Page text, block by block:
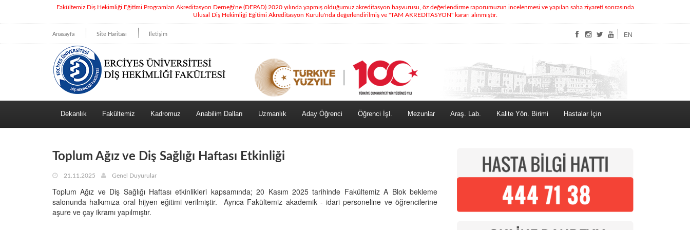
Fakültemiz Diş Hekimliği Eğitimi Programları Akreditasyon Derneği'ne (DEPAD) 2020 yılında yapmış olduğumuz akreditasyon başvurusu, öz değerlendirme raporumuzun incelenmesi ve yapılan saha ziyareti sonrasında
Ulusal Diş Hekimliği Eğitimi Akreditasyon Kurulu'nda değerlendirilmiş ve "TAM AKREDİTASYON" kararı alınmıştır.
Anasayfa Site Haritası İletişim EN
Dekanlık Fakültemiz Kadromuz Anabilim Dalları Uzmanlık Aday Öğrenci Öğrenci İşl. Mezunlar Araş. Lab. Kalite Yön. Birimi Hastalar İçin
Toplum Ağız ve Diş Sağlığı Haftası Etkinliği
21.11.2025 Genel Duyurular
Toplum Ağız ve Diş Sağlığı Haftası etkinlikleri kapsamında; 20 Kasım 2025 tarihinde Fakültemiz A Blok bekleme
salonunda halkımıza oral hijyen eğitimi verilmiştir. Ayrıca Fakültemiz akademik - idari personeline ve öğrencilerine
aşure ve çay ikramı yapılmıştır.